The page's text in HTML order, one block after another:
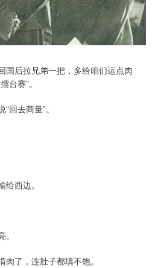
国后拉兄弟一把，多给咱们运点肉
台赛”。
回去商量”。
西边。
了，连肚子都填不饱。